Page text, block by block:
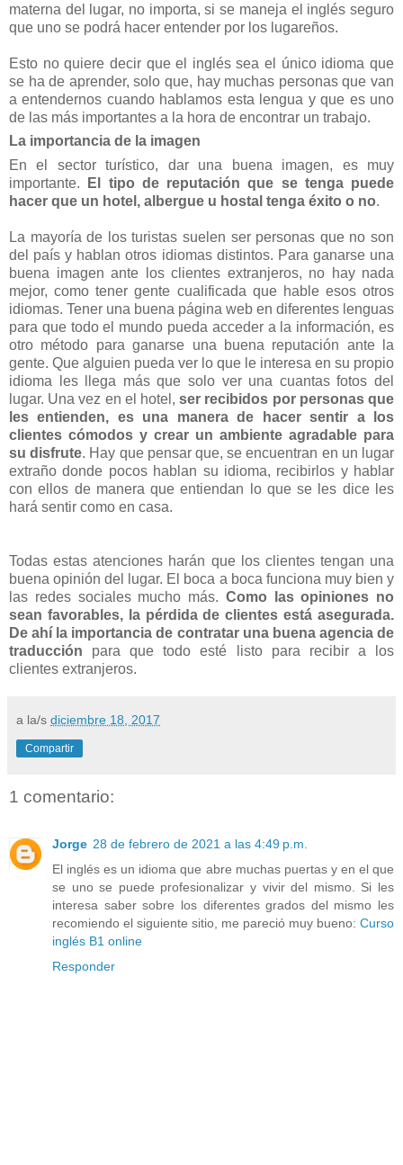
materna del lugar, no importa, si se maneja el inglés seguro
que uno se podrá hacer entender por los lugareños.
Esto no quiere decir que el inglés sea el único idioma que
se ha de aprender, solo que, hay muchas personas que van
a entendernos cuando hablamos esta lengua y que es uno
de las más importantes a la hora de encontrar un trabajo.
La importancia de la imagen
En el sector turístico, dar una buena imagen, es muy
importante.
El tipo de reputación que se tenga puede
hacer que un hotel, albergue u hostal tenga éxito o no.
La mayoría de los turistas suelen ser personas que no son
del país y hablan otros idiomas distintos. Para ganarse una
buena imagen ante los clientes extranjeros, no hay nada
mejor, como tener gente cualificada que hable esos otros
idiomas. Tener una buena página web en diferentes lenguas
para que todo el mundo pueda acceder a la información, es
otro método para ganarse una buena reputación ante la
gente. Que alguien pueda ver lo que le interesa en su propio
idioma les llega más que solo ver una cuantas fotos del
lugar. Una vez en el hotel,ser recibidos por personas que
les entienden, es una manera de hacer sentir a los
clientes cómodos y crear un ambiente agradable para
su disfrute. Hay que pensar que, se encuentran en un lugar
extraño donde pocos hablan su idioma, recibirlos y hablar
con ellos de manera que entiendan lo que se les dice les
hará sentir como en casa.
Todas estas atenciones harán que los clientes tengan una
buena opinión del lugar. El boca a boca funciona muy bien y
las redes sociales mucho más. Como las opiniones no
sean favorables, la pérdida de clientes está asegurada.
De ahí la importancia de contratar una buena agencia de
traducción para que todo esté listo para recibir a los
clientes extranjeros.
a la/s diciembre 18, 2017
Compartir
1 comentario:
Jorge 28 de febrero de 2021 a las 4:49 p.m.
El inglés es un idioma que abre muchas puertas y en el que
se uno se puede profesionalizar y vivir del mismo. Si les
interesa saber sobre los diferentes grados del mismo les
recomiendo el siguiente sitio, me pareció muy bueno: Curso
inglés B1 online
Responder